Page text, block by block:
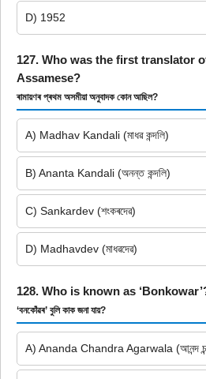
D) 1952
127. Who was the first translator
Assamese?
ৰামায়ণৰ প্ৰথম অসমীয়া অনুবাদক কোন আছিল?
A) Madhav Kandali (মাধৱ কন্দলি)
B) Ananta Kandali (অনন্ত কন্দলি)
C) Sankardev (শংকৰদেৱ)
D) Madhavdev (মাধৱদেৱ)
128. Who is known as
‘বনকোঁৱৰ’ বুলি কাক জনা যায়?
A) Ananda Chandra Agarwala (আনন্দ